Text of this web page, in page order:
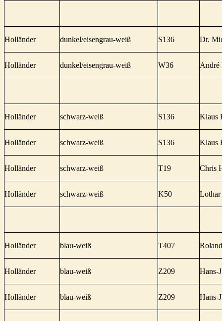
Holländer dunkel/eisengrau-weiß S136 Dr.
Holländer dunkel/eisengrau-weiß W36 André
Holländer schwarz-weiß S136 Klaus
Holländer schwarz-weiß S136 Klaus
Holländer schwarz-weiß T19 Chris
Holländer schwarz-weiß K50 Lothar
Holländer blau-weiß T407
Holländer blau-weiß Z209 Hans-
Holländer blau-weiß Z209 Hans-